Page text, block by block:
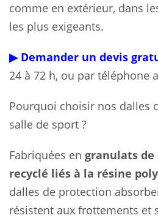
comme en extérieur, dans
les plus exigeants.
▶ Demander un devis
24 à 72 h, ou par téléphone
Pourquoi choisir nos dalles
salle de sport ?
Fabriquées en granulats de
recyclé liés à la résine
dalles de protection
résistent aux frottements et